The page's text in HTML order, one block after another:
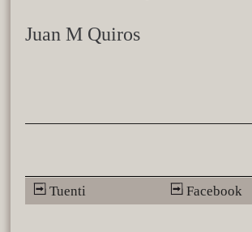
Juan M Quiros
Tuenti Facebook